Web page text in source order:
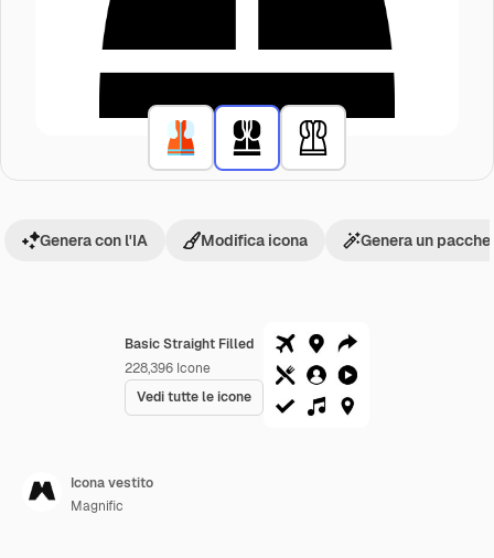
Basic Straight Filled
228,396 Icone
Vedi tutte le icone
Genera con l'IA Modifica icona Genera un
Icona vestito
Magnific